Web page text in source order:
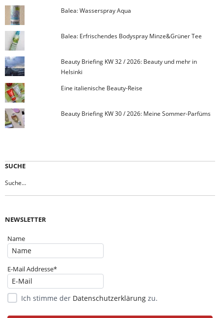
Balea: Wasserspray Aqua
Balea: Erfrischendes Bodyspray Minze&Grüner Tee
Beauty Briefing KW 32 / 2026: Beauty und mehr in
Helsinki
Eine italienische Beauty-Reise
Beauty Briefing KW 30 / 2026: Meine Sommer-Parfüms
SUCHE
NEWSLETTER
Name
E-Mail Addresse*
Ich stimme der Datenschutzerklärung zu.